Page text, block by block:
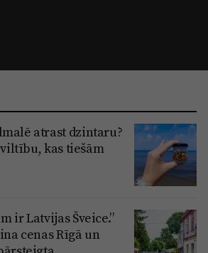
atrast dzintaru?
kas tiešām
ir Latvijas Šveice.”
cenas Rīgā un